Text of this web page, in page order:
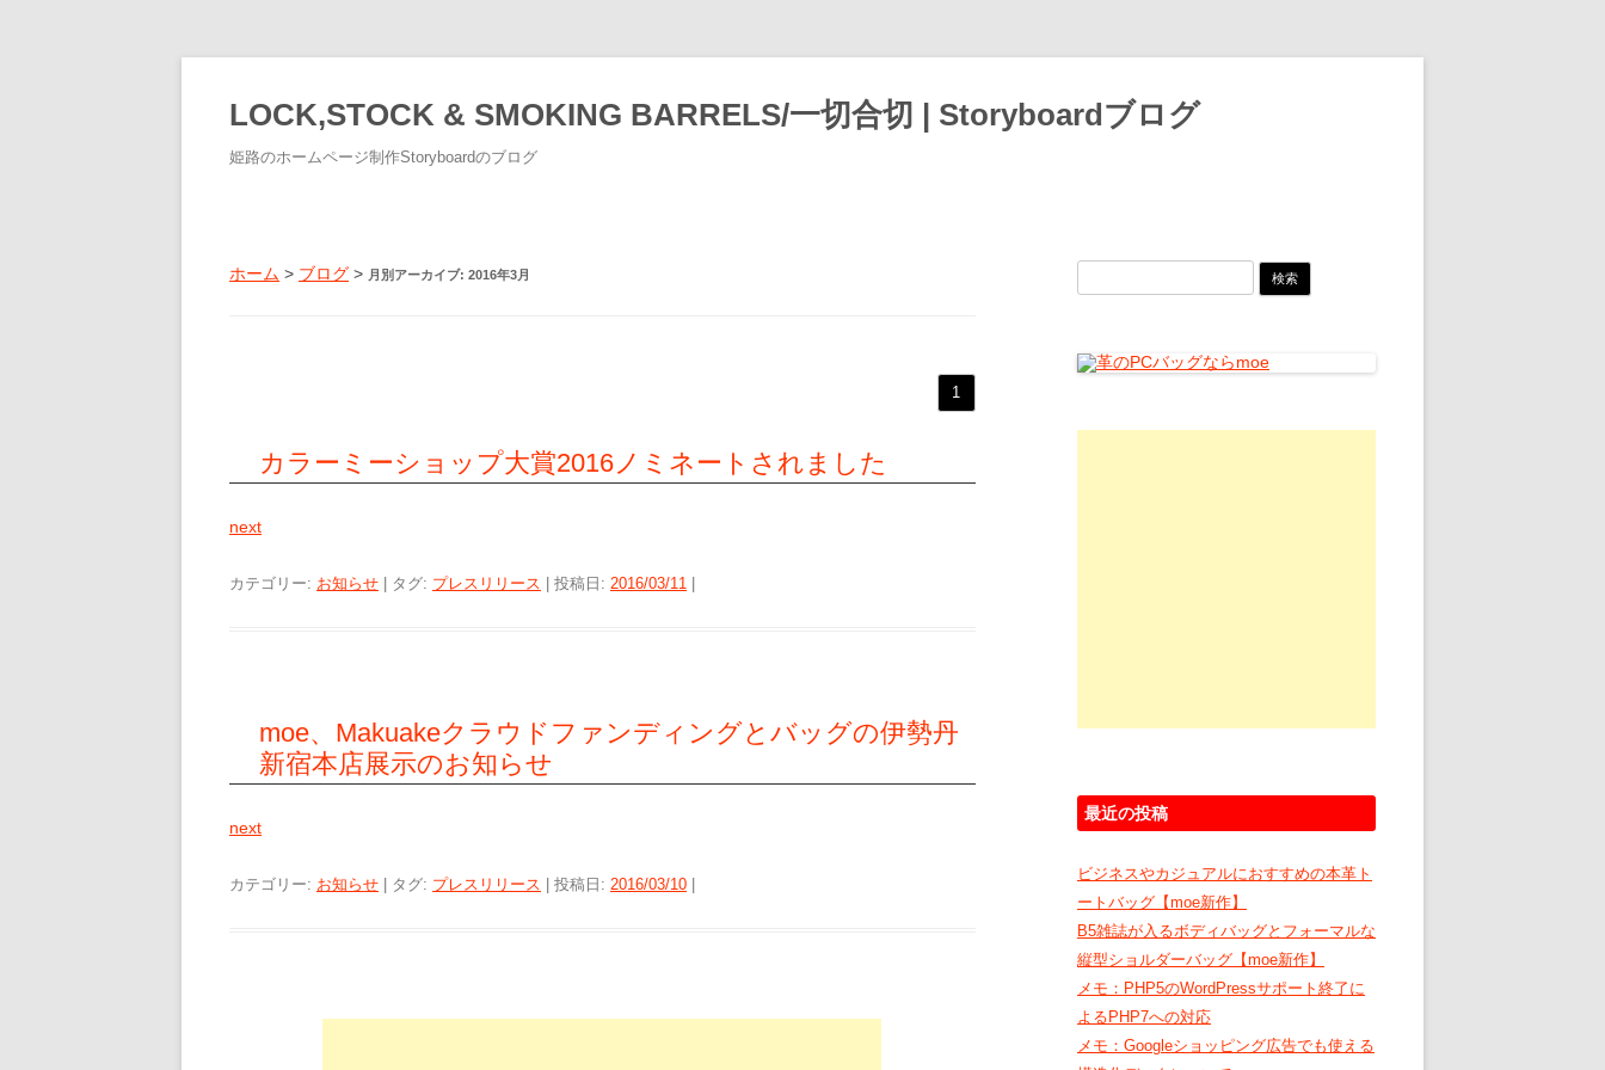
LOCK,STOCK & SMOKING BARRELS/一切合切 | Storyboardブログ
姫路のホームページ制作Storyboardのブログ
ホーム > ブログ > 月別アーカイブ: 2016年3月
1
カラーミーショップ大賞2016ノミネートされました
next
カテゴリー: お知らせ | タグ: プレスリリース | 投稿日: 2016/03/11
moe、Makuakeクラウドファンディングとバッグの伊勢丹
新宿本店展示のお知らせ
next
カテゴリー: お知らせ | タグ: プレスリリース | 投稿日: 2016/03/10
最近の投稿
​ビジネスやカジュアルにおすすめの本革ト
ートバッグ【moe新作】
B5雑誌が入るボディバッグとフォーマルな
縦型ショルダーバッグ【moe新作】
メモ：PHP5のWordPressサポート終了に
よるPHP7への対応
メモ：Googleショッピング広告でも使える